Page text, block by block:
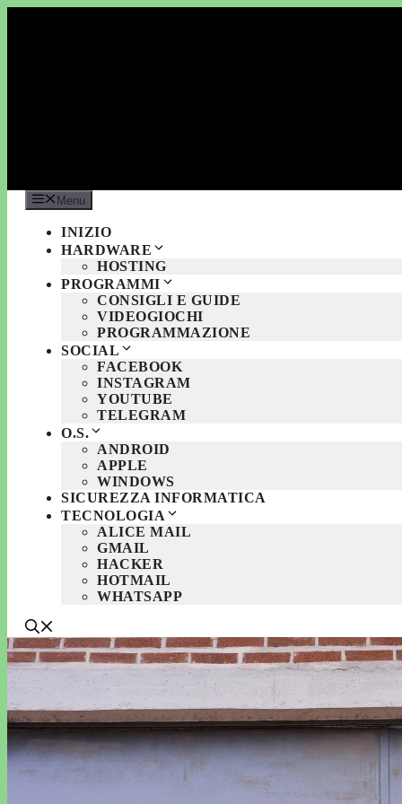
Menu
INIZIO
HARDWARE
HOSTING
PROGRAMMI
CONSIGLI E GUIDE
VIDEOGIOCHI
PROGRAMMAZIONE
SOCIAL
FACEBOOK
INSTAGRAM
YOUTUBE
TELEGRAM
O.S.
ANDROID
APPLE
WINDOWS
SICUREZZA INFORMATICA
TECNOLOGIA
ALICE MAIL
GMAIL
HACKER
HOTMAIL
WHATSAPP